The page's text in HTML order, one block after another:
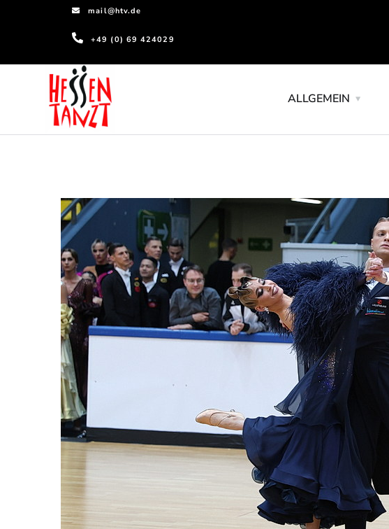
mail@htv.de
+49 (0) 69 424029
ALLGEMEIN